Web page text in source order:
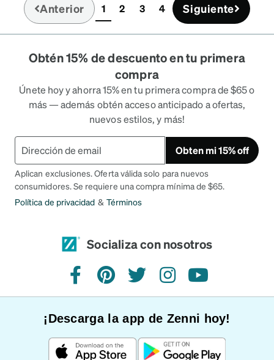
Anterior 1(current)
2 3 4 Siguiente
Obtén 15% de descuento en tu primera
compra
Únete hoy y ahorra 15% en tu primera compra de $65 o
más — además obtén acceso anticipado a ofertas,
nuevos estilos, y más!
Obten mi 15% off
Aplican exclusiones. Oferta válida solo para nuevos
consumidores. Se requiere una compra mínima de $65.
Política de privacidad & Términos
Socializa con nosotros
FacebookPinterestTwitterInstagramYouTube
¡Descarga la app de Zenni hoy!